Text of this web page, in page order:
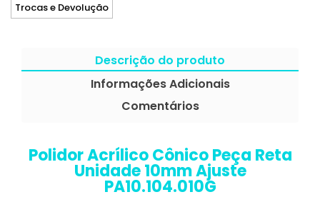
Trocas e Devolução
Descrição do produto
Informações Adicionais
Comentários
Polidor Acrílico Cônico Peça Reta
Unidade 10mm Ajuste
PA10.104.010G